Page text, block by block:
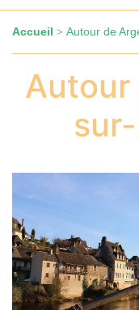
Accueil > Autour de